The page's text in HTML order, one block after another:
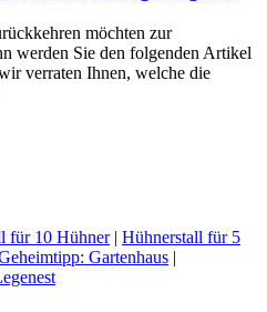
möchten zur
werden Sie den folgenden Artikel
verraten Ihnen, welche die
für 10 Hühner| Hühnerstall für 5
Gartenhaus |